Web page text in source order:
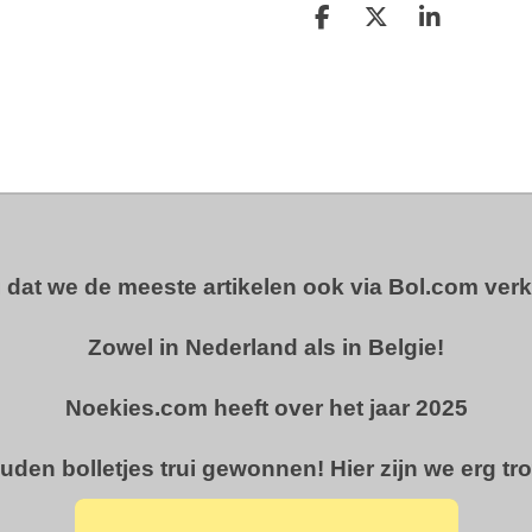
D
D
S
dat we de meeste artikelen ook via Bol.com
Zowel in Nederland als in Belgie!
Noekies.com heeft over het jaar 2025
bolletjes trui gewonnen! Hier zijn we erg